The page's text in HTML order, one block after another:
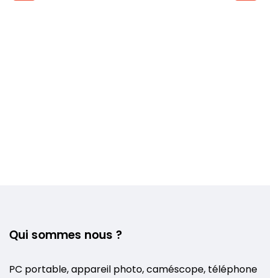
Qui sommes nous ?
PC portable, appareil photo, caméscope, téléphone